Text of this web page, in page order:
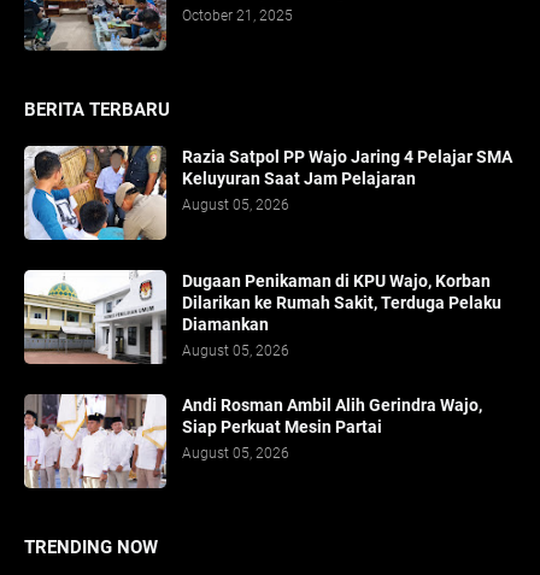
October 21, 2025
BERITA TERBARU
Razia Satpol PP Wajo Jaring 4 Pelajar SMA
Keluyuran Saat Jam Pelajaran
August 05, 2026
Dugaan Penikaman di KPU Wajo, Korban
Dilarikan ke Rumah Sakit, Terduga Pelaku
Diamankan
August 05, 2026
Andi Rosman Ambil Alih Gerindra Wajo,
Siap Perkuat Mesin Partai
August 05, 2026
TRENDING NOW